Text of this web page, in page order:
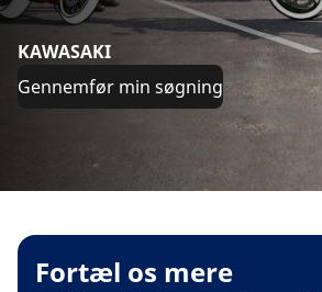
KAWASAKI
Gennemfør min søgning
Fortæl os mere